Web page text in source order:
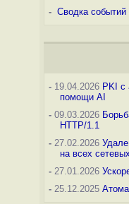
- Сводка событий
-19.04.2026 PKI с
помощи AI
-09.03.2026
HTTP/1.1
-27.02.2026
на всех
-27.01.2026
-25.12.2025